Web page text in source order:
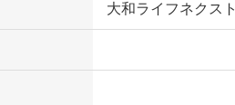
大和ライフネクスト